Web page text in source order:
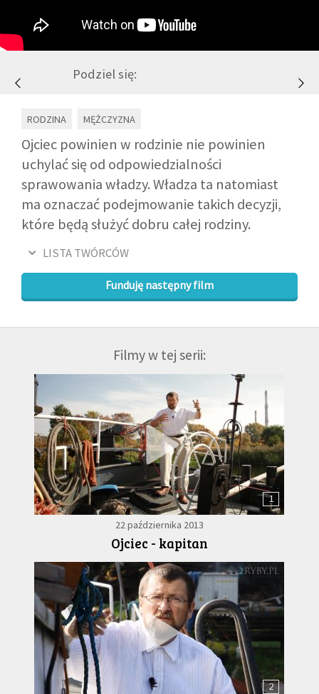
WESPRZYJ NAS
PARTNERZY
NEWSLETTER
DLA MEDIÓW
KONTAKT
Podziel się:
RODZINA MĘŻCZYZNA
Ojciec powinien w rodzinie nie powinien
uchylać się od odpowiedzialności
sprawowania władzy. Władza ta natomiast
ma oznaczać podejmowanie takich decyzji,
które będą służyć dobru całej rodziny.
LISTA TWÓRCÓW
Funduję następny film
Filmy w tej serii:
1
22 października 2013
Ojciec - kapitan
2